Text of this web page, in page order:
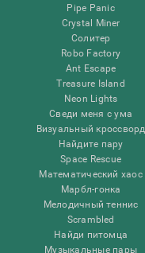
Pipe Panic
Crystal Miner
Солитер
Robo Factory
Ant Escape
Treasure Island
Neon Lights
Сведи меня с ума
Визуальный кроссворд
Найдите пару
Space Rescue
Математический хаос
Марбл-гонка
Мелодичный теннис
Scrambled
Найди питомца
Музыкальные пары